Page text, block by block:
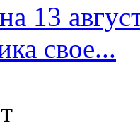
13
свое...